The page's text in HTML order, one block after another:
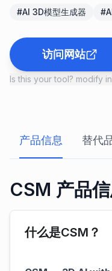
#AI 3D模型生成器 #
访问网站
Is this your tool? modify
产品信息 替代
CSM 产品
什么是CSM？